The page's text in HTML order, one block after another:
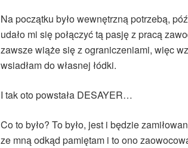
Na początku było wewnętrzną potrzebą,
udało mi się połączyć tą pasję z pracą
zawsze wiąże się z ograniczeniami, więc
wsiadłam do własnej łódki.
I tak oto powstała DESAYER…
Co to było? To było, jest i będzie
ze mną odkąd pamiętam i to ono